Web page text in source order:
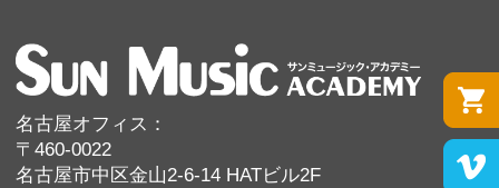
名古屋オフィス：
〒460-0022
名古屋市中区金山2-6-14 HATビル2F